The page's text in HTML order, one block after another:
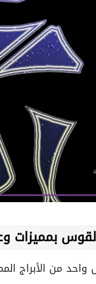
بمميزات
من الأبراج